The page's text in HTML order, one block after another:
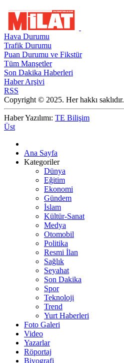
Hava Durumu
Trafik Durumu
Puan Durumu ve Fikstür
Tüm Manşetler
Son Dakika Haberleri
Haber Arşivi
RSS
Copyright © 2025. Her hakkı saklıdır.
Haber Yazılımı: TE Bilişim
Üst
Ana Sayfa
Kategoriler
Dünya
Eğitim
Ekonomi
Gündem
İslam
Kültür-Sanat
Medya
Otomobil
Politika
Resmi İlan
Sağlık
Seyahat
Son Dakika
Spor
Teknoloji
Trend
Yurt Haberleri
Foto Galeri
Video
Yazarlar
Röportaj
Biyografi